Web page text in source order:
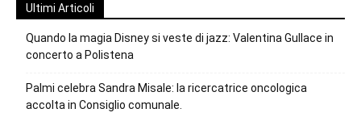
Ultimi Articoli
Quando la magia Disney si veste di jazz: Valentina Gullace in
concerto a Polistena
Palmi celebra Sandra Misale: la ricercatrice oncologica
accolta in Consiglio comunale.